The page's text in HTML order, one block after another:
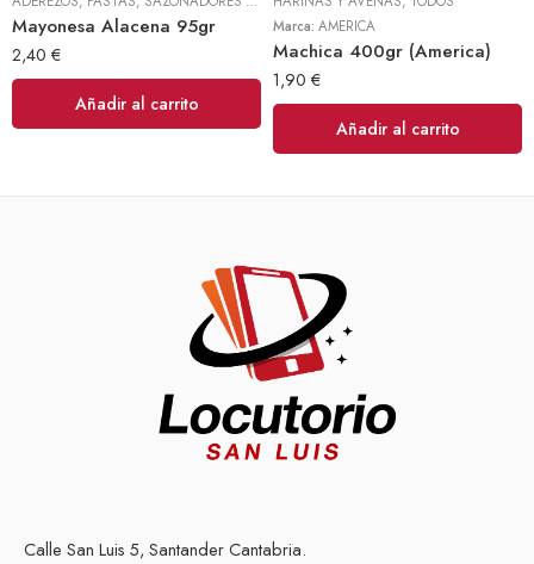
Mayonesa Alacena 95gr
2,40 €
Añadir al carrito
Marca: AMERICA
Machica 400gr (America)
1,90 €
Añadir al carrito
Calle San Luis 5, Santander Cantabria.